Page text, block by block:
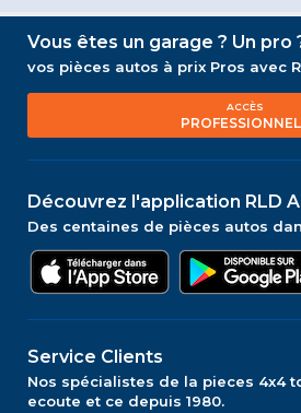
Vous êtes un garage ? Un pro
vos pièces autos à prix Pros avec
ACCÈS
PROFESSIONNEL
Découvrez l'application RLD
Des centaines de pièces autos
Service Clients
Nos spécialistes de la pieces 4x4
ecoute et ce depuis 1980.